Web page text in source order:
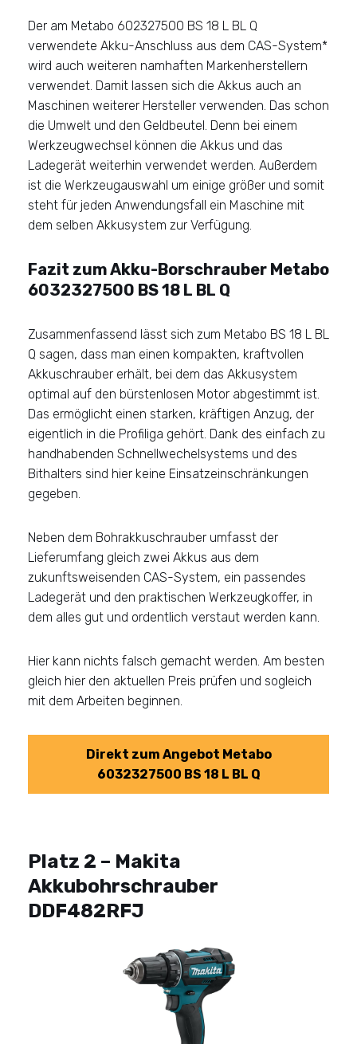
Der am Metabo 602327500 BS 18 L BL Q
verwendete Akku-Anschluss aus dem CAS-System*
wird auch weiteren namhaften Markenherstellern
verwendet. Damit lassen sich die Akkus auch an
Maschinen weiterer Hersteller verwenden. Das schon
die Umwelt und den Geldbeutel. Denn bei einem
Werkzeugwechsel können die Akkus und das
Ladegerät weiterhin verwendet werden. Außerdem
ist die Werkzeugauswahl um einige größer und somit
steht für jeden Anwendungsfall ein Maschine mit
dem selben Akkusystem zur Verfügung.
Fazit zum Akku-Borschrauber Metabo
6032327500 BS 18 L BL Q
Zusammenfassend lässt sich zum Metabo BS 18 L BL
Q sagen, dass man einen kompakten, kraftvollen
Akkuschrauber erhält, bei dem das Akkusystem
optimal auf den bürstenlosen Motor abgestimmt ist.
Das ermöglicht einen starken, kräftigen Anzug, der
eigentlich in die Profiliga gehört. Dank des einfach zu
handhabenden Schnellwechelsystems und des
Bithalters sind hier keine Einsatzeinschränkungen
gegeben.
Neben dem Bohrakkuschrauber umfasst der
Lieferumfang gleich zwei Akkus aus dem
zukunftsweisenden CAS-System, ein passendes
Ladegerät und den praktischen Werkzeugkoffer, in
dem alles gut und ordentlich verstaut werden kann.
Hier kann nichts falsch gemacht werden. Am besten
gleich hier den aktuellen Preis prüfen und sogleich
mit dem Arbeiten beginnen.
Direkt zum Angebot Metabo
6032327500 BS 18 L BL Q
Platz 2 – Makita
Akkubohrschrauber
DDF482RFJ